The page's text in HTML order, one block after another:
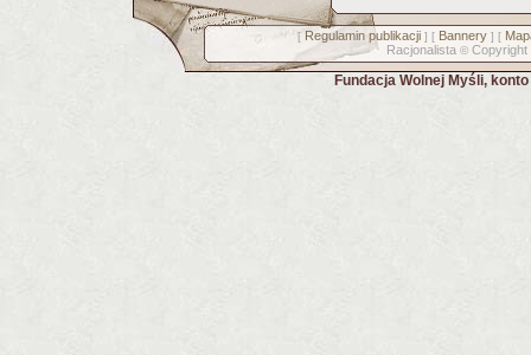
[ Regulamin publikacji] [ Bannery] [
Racjonalista © Copyright
Fundacja Wolnej Myśli,